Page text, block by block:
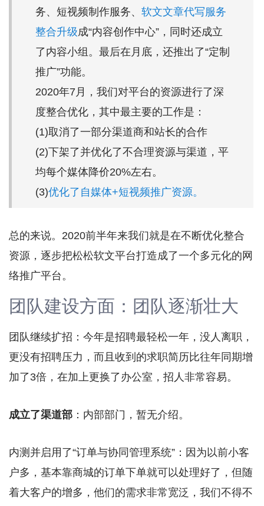
务、短视频制作服务、 软文文章代写服务
整合升级成“内容创作中心”，同时还成立
了内容小组。最后在月底，还推出了“定制
推广”功能。
2020年7月，我们对平台的资源进行了深
度整合优化，其中最主要的工作是：
(1)取消了一部分渠道商和站长的合作
(2)下架了并优化了不合理资源与渠道，平
均每个媒体降价20%左右。
(3)优化了自媒体+短视频推广资源。
总的来说。2020前半年来我们就是在不断优化整合
资源，逐步把松松软文平台打造成了一个多元化的网
络推广平台。
团队建设方面：团队逐渐壮大
团队继续扩招：今年是招聘最轻松一年，没人离职，
更没有招聘压力，而且收到的求职简历比往年同期增
加了3倍，在加上更换了办公室，招人非常容易。
成立了渠道部 ：内部部门，暂无介绍。
内测并启用了“订单与协同管理系统”：因为以前小客
户多，基本靠商城的订单下单就可以处理好了，但随
着大客户的增多，他们的需求非常宽泛，我们不得不